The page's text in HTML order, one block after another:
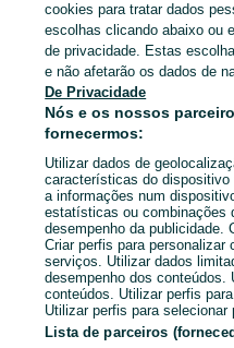
Entra na tua conta OLX ou
anunciante
Entrar ou criar conta
Ligar / SMS
cookies para tratar dados
escolhas clicando abaixo ou
de privacidade. Estas
e não afetarão os dados de
De Privacidade
Nós e os nossos
fornecermos:
Utilizar dados de
características do dispositivo
a informações num
estatísticas ou combinações
desempenho da publicidade.
Criar perfis para personalizar
serviços. Utilizar dados
desempenho dos conteúdos.
conteúdos. Utilizar perfis
Utilizar perfis para selecionar
Lista de parceiros